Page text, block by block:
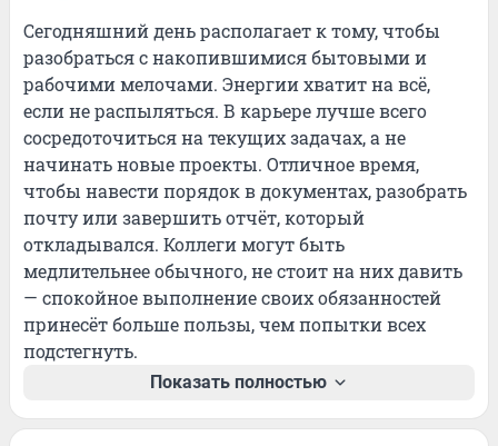
Сегодняшний день располагает к тому, чтобы
разобраться с накопившимися бытовыми и
рабочими мелочами. Энергии хватит на всё,
если не распыляться. В карьере лучше всего
сосредоточиться на текущих задачах, а не
начинать новые проекты. Отличное время,
чтобы навести порядок в документах, разобрать
почту или завершить отчёт, который
откладывался. Коллеги могут быть
медлительнее обычного, не стоит на них давить
— спокойное выполнение своих обязанностей
принесёт больше пользы, чем попытки всех
подстегнуть.
Показать полностью